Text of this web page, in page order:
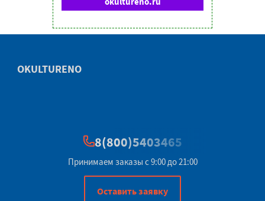
OKULTURENO
8(800)5403465
Принимаем заказы с 9:00 до 21:00
Оставить заявку